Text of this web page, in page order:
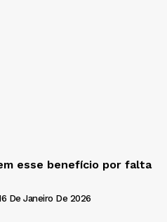
esse benefício por falta
De Janeiro De 2026